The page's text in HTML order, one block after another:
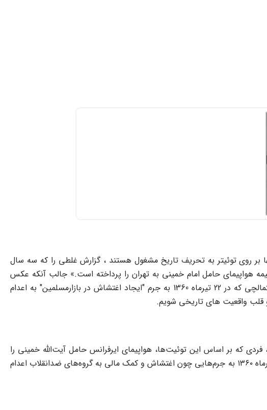
بر روی توئیتر به تحریف تاریخ مشغول هستند ، گزارش غلطی را که سه سال
هواپیمای حامل امام خمینی به تهران را پرداخته است.» جالب آنکه عکس
منتشر شده نیز در این مجموعه تاریخ سازی ها مربوط به کریم دستمالچی از مداحان اهل مشهد است و ربطی به کریم دستمالچی که در 22 تیرماه 1360 به جرم "ایجاد اغتشاش در بازارمسلمین" به اعدام
قلب واقعیت های تاریخی شویم.
کریم دستمالچی» نوشتند، فردی که بر اساس این توئیت‌ها، هواپیمای ایرفرانس حامل آیت‌الله خمینی را
اجاره و بیمه کرد و قبلاً هم خانه آیت‌الله خمینی را در پاریس خریده بود. کریم دستمالچی که از اعضای جبهه ملی بود، در ۲۲ تیرماه ۱۳۶۰ به جرم‌هایی چون اغتشاش و کمک مالی به گروه‌های ضدانقلاب اعدام